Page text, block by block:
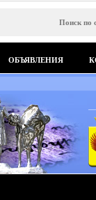
Поиск по
ОБЪЯВЛЕНИЯ